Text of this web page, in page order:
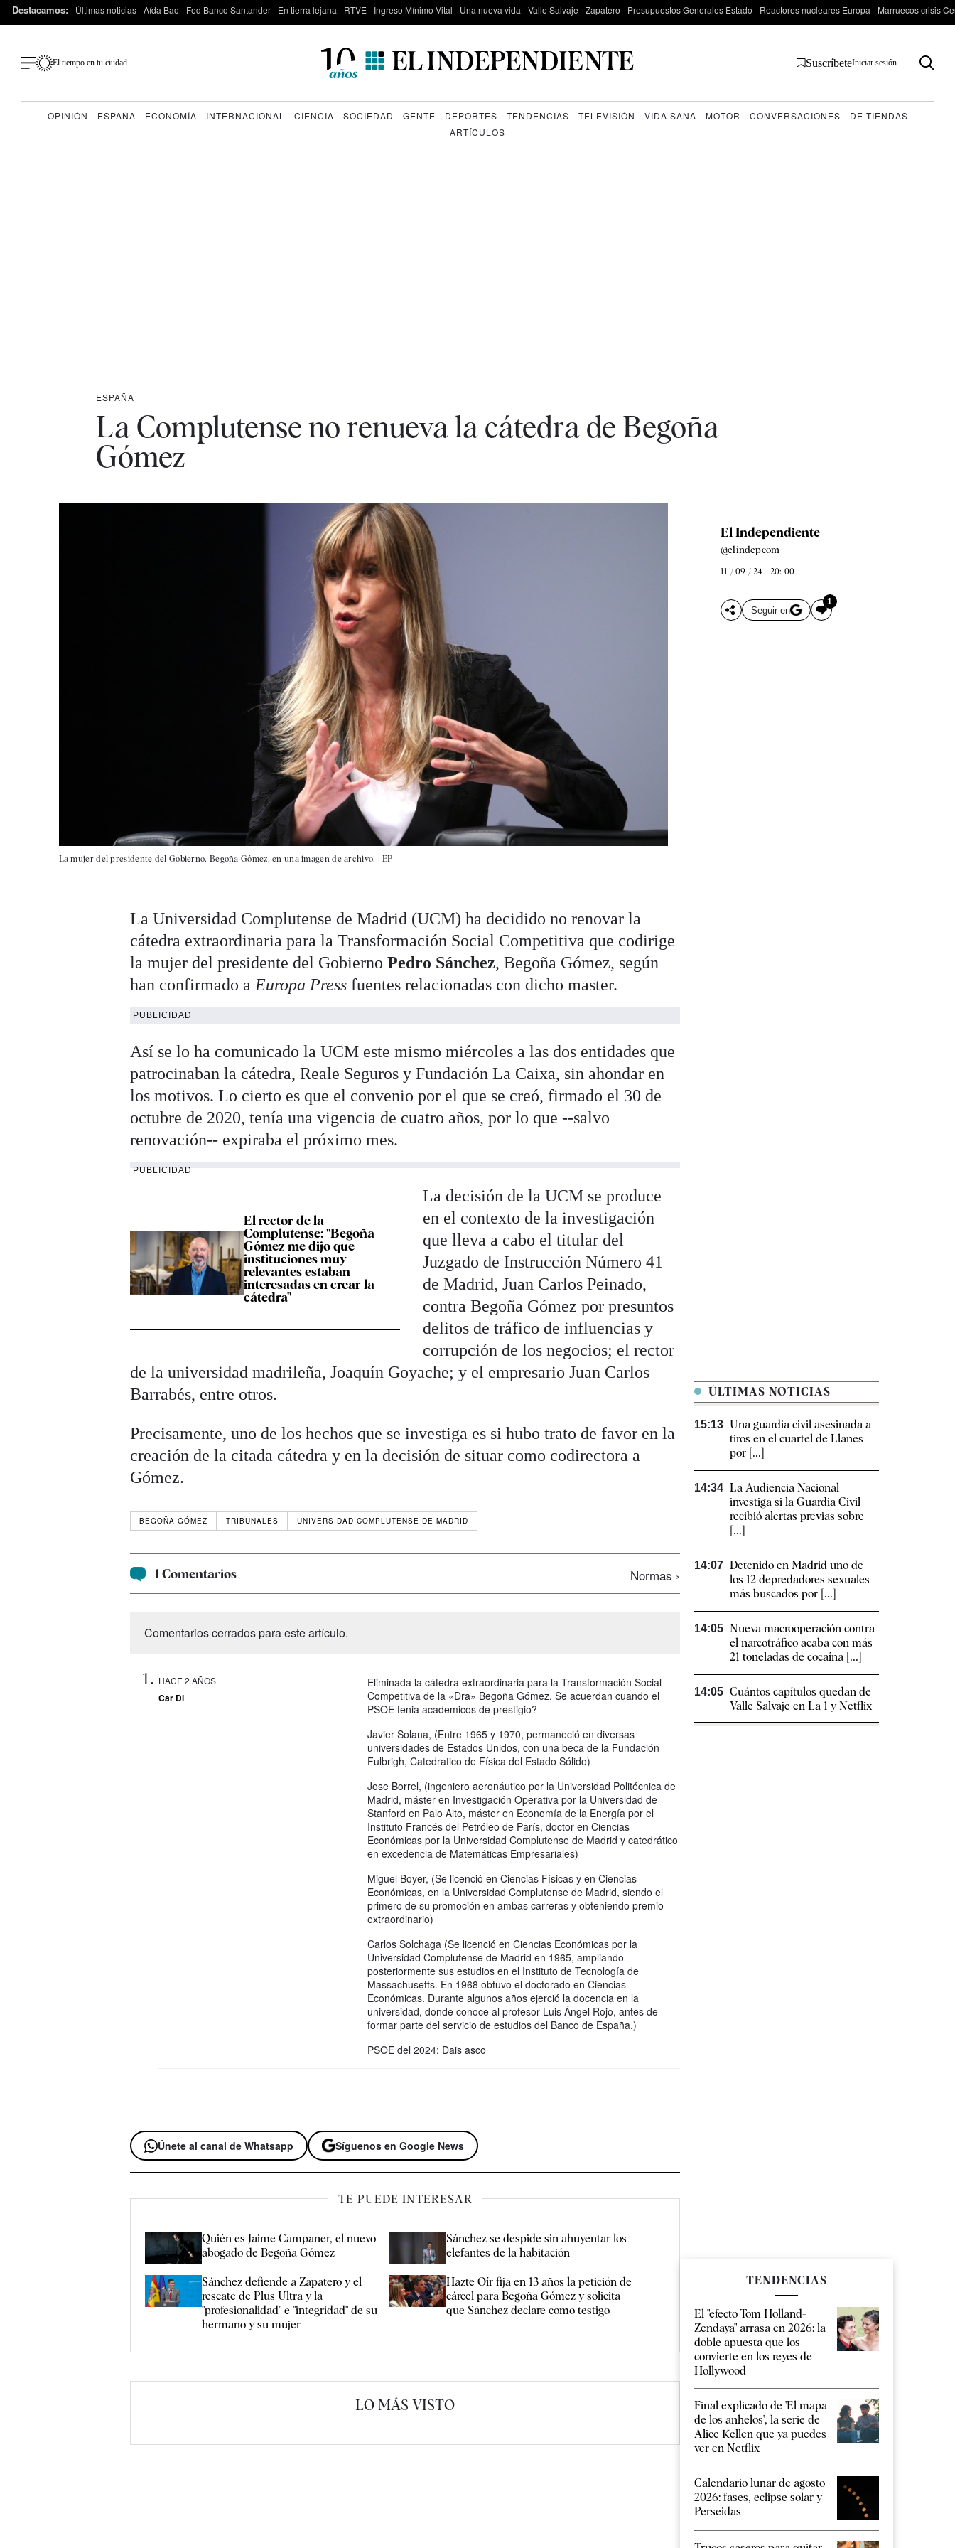
Destacamos: Últimas noticias Aída Bao Fed Banco Santander En tierra lejana RTVE Ingreso Mínimo Vital Una nueva vida Valle Salvaje Zapatero Presupuestos Generales Estado Reactores nucleares Europa Marruecos crisis
El tiempo en tu ciudad SuscríbeteIniciar sesión
OPINIÓN ESPAÑA ECONOMÍA INTERNACIONAL CIENCIA SOCIEDAD GENTE DEPORTES TENDENCIAS TELEVISIÓN VIDA SANA MOTOR CONVERSACIONES
DE TIENDAS
ARTÍCULOS
ESPAÑA
La Complutense no renueva la cátedra de Begoña
Gómez
La mujer del presidente del Gobierno, Begoña Gómez, en una imagen de archivo. | EP
El Independiente
@elindepcom
11 / 09 / 24 - 20: 00
Seguir en
1
La Universidad Complutense de Madrid (UCM) ha decidido no renovar la
cátedra extraordinaria para la Transformación Social Competitiva que codirige
la mujer del presidente del GobiernoPedro Sánchez, Begoña Gómez, según
han confirmado a Europa Pressfuentes relacionadas con dicho master.
PUBLICIDAD
Así se lo ha comunicado la UCM este mismo miércoles a las dos entidades que
patrocinaban la cátedra, Reale Seguros y Fundación La Caixa, sin ahondar en
los motivos. Lo cierto es que el convenio por el que se creó, firmado el 30 de
octubre de 2020, tenía una vigencia de cuatro años, por lo que --salvo
renovación-- expiraba el próximo mes.
PUBLICIDAD
El rector de la
Complutense: "Begoña
Gómez me dijo que
instituciones muy
relevantes estaban
interesadas en crear la
cátedra"
La decisión de la UCM se produce
en el contexto de la investigación
que lleva a cabo el titular del
Juzgado de Instrucción Número 41
de Madrid, Juan Carlos Peinado,
contra Begoña Gómez por presuntos
delitos de tráfico de influencias y
corrupción de los negocios; el rector
de la universidad madrileña, Joaquín Goyache; y el empresario Juan Carlos
Barrabés, entre otros.
Precisamente, uno de los hechos que se investiga es si hubo trato de favor en la
creación de la citada cátedra y en la decisión de situar como codirectora a
Gómez.
BEGOÑA GÓMEZ TRIBUNALES UNIVERSIDAD COMPLUTENSE DE MADRID
1 Comentarios Normas ›
Comentarios cerrados para este artículo.
HACE 2 AÑOS
Car Di
Eliminada la cátedra extraordinaria para la Transformación Social
Competitiva de la «Dra» Begoña Gómez. Se acuerdan cuando el
PSOE tenia academicos de prestigio?
Javier Solana, (Entre 1965 y 1970, permaneció en diversas
universidades de Estados Unidos, con una beca de la Fundación
Fulbrigh, Catedratico de Física del Estado Sólido)
Jose Borrel, (ingeniero aeronáutico por la Universidad Politécnica de
Madrid, máster en Investigación Operativa por la Universidad de
Stanford en Palo Alto, máster en Economía de la Energía por el
Instituto Francés del Petróleo de París, doctor en Ciencias
Económicas por la Universidad Complutense de Madrid y catedrático
en excedencia de Matemáticas Empresariales)
Miguel Boyer, (Se licenció en Ciencias Físicas y en Ciencias
Económicas, en la Universidad Complutense de Madrid, siendo el
primero de su promoción en ambas carreras y obteniendo premio
extraordinario)
Carlos Solchaga (Se licenció en Ciencias Económicas por la
Universidad Complutense de Madrid en 1965, ampliando
posteriormente sus estudios en el Instituto de Tecnología de
Massachusetts. En 1968 obtuvo el doctorado en Ciencias
Económicas. Durante algunos años ejerció la docencia en la
universidad, donde conoce al profesor Luis Ángel Rojo, antes de
formar parte del servicio de estudios del Banco de España.)
PSOE del 2024: Dais asco
Únete al canal de Whatsapp Síguenos en Google News
TE PUEDE INTERESAR
Quién es Jaime Campaner, el nuevo
abogado de Begoña Gómez
Sánchez se despide sin ahuyentar los
elefantes de la habitación
Sánchez defiende a Zapatero y el
rescate de Plus Ultra y la
"profesionalidad" e "integridad" de su
hermano y su mujer
Hazte Oír fija en 13 años la petición de
cárcel para Begoña Gómez y solicita
que Sánchez declare como testigo
LO MÁS VISTO
ÚLTIMAS NOTICIAS
15:13 Una guardia civil asesinada a
tiros en el cuartel de Llanes
por [...]
14:34 La Audiencia Nacional
investiga si la Guardia Civil
recibió alertas previas sobre
[...]
14:07 Detenido en Madrid uno de
los 12 depredadores sexuales
más buscados por [...]
14:05 Nueva macrooperación contra
el narcotráfico acaba con más
21 toneladas de cocaína [...]
14:05 Cuántos capítulos quedan de
Valle Salvaje en La 1 y Netflix
TENDENCIAS
El "efecto Tom Holland-
Zendaya" arrasa en 2026: la
doble apuesta que los
convierte en los reyes de
Hollywood
Final explicado de 'El mapa
de los anhelos', la serie de
Alice Kellen que ya puedes
ver en Netflix
Calendario lunar de agosto
2026: fases, eclipse solar y
Perseidas